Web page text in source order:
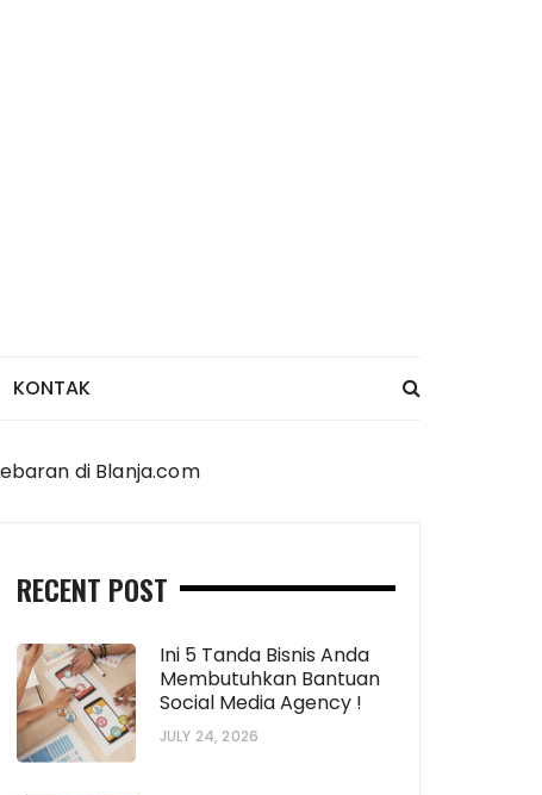
KONTAK
di Blanja.com
RECENT POST
Ini 5 Tanda Bisnis Anda
Membutuhkan Bantuan
Social Media Agency !
JULY 24, 2026